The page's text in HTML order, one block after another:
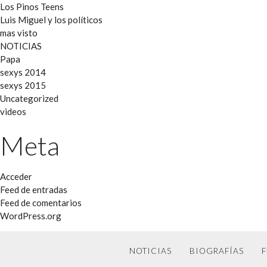
Los Pinos Teens
Luis Miguel y los políticos
mas visto
NOTICIAS
Papa
sexys 2014
sexys 2015
Uncategorized
videos
Meta
Acceder
Feed de entradas
Feed de comentarios
WordPress.org
NOTICIAS BIOGRAFÍAS